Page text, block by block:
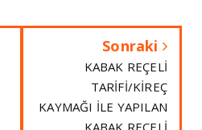
Sonraki
KABAK REÇELİ
TARİFİ/KİREÇ
KAYMAĞI İLE YAPILAN
KABAK REÇELİ